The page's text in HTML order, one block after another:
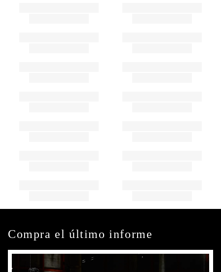
Compra el último informe